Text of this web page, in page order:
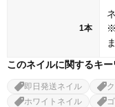
1本
※
このネイルに関するキー
即日発送ネイル
ホワイトネイル